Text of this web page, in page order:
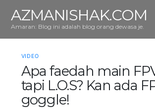
AZMANISHAK.COM
Amaran: Blog ini adalah blog orang dewasa je.
VIDEO
Apa faedah main
tapi L.O.S? Kan ada
goggle!